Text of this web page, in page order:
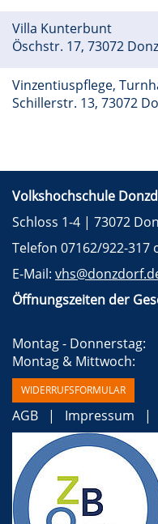
Villa Kunterbunt
Öschstr. 17, 73072
Vinzentiuspflege,
Schillerstr. 13, 73072
Volkshochschule
Schloss 1-4 | 73072
Telefon 07162/922-317
E-Mail:
Öffnungszeiten der
WIDERRUFSFORMULAR
AGB Impressum